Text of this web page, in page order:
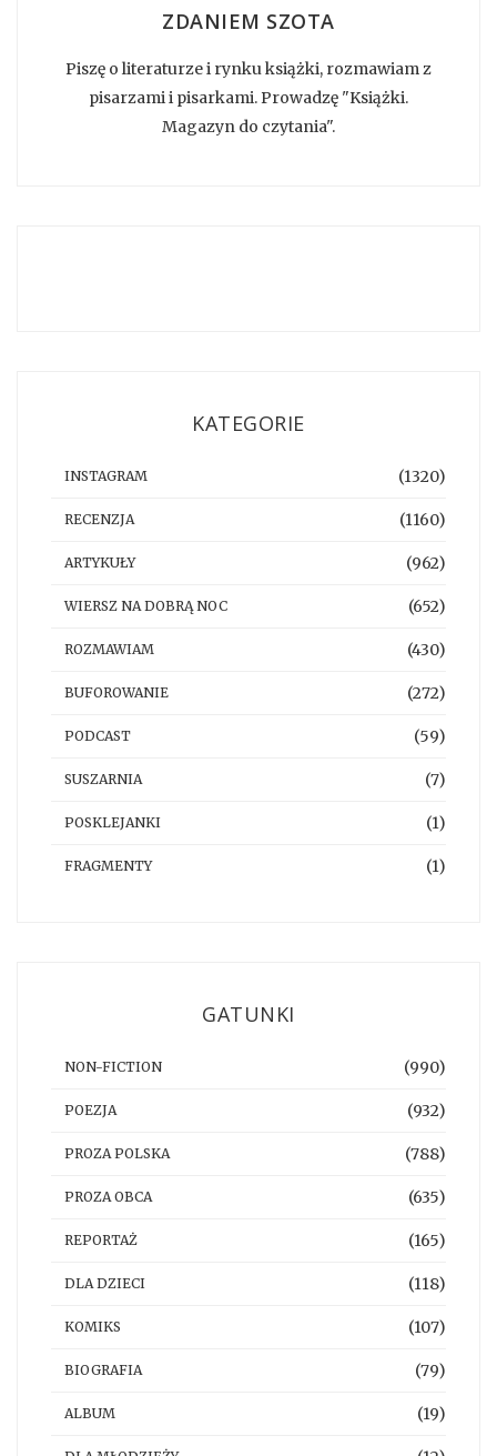
ZDANIEM SZOTA
Piszę o literaturze i rynku książki, rozmawiam z
pisarzami i pisarkami. Prowadzę "Książki.
Magazyn do czytania".
KATEGORIE
INSTAGRAM (1320)
RECENZJA (1160)
ARTYKUŁY (962)
WIERSZ NA DOBRĄ NOC (652)
ROZMAWIAM (430)
BUFOROWANIE (272)
PODCAST (59)
SUSZARNIA (7)
POSKLEJANKI (1)
FRAGMENTY (1)
GATUNKI
NON-FICTION (990)
POEZJA (932)
PROZA POLSKA (788)
PROZA OBCA (635)
REPORTAŻ (165)
DLA DZIECI (118)
KOMIKS (107)
BIOGRAFIA (79)
ALBUM (19)